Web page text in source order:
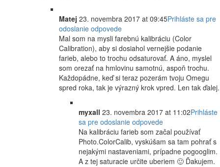
Matej 23. novembra 2017 at 09:45Prihláste sa pre
odoslanie odpovede
Mal som na mysli farebnú kalibráciu (Color
Calibration), aby si dosiahol vernejšie podanie
farieb, alebo to trochu odsaturovať. A áno, myslel
som orezať na hmlovinu samotnú, aspoň trochu.
Každopádne, keď si teraz pozerám tvoju Omegu
spred roka, tak je výrazný krok vpred. Len tak ďalej.
myxall 23. novembra 2017 at 11:02Prihláste
sa pre odoslanie odpovede
Na kalibráciu farieb som začal používať
Photo.ColorCalib, vyskúšam sa tam pohrať s
nejakými nastaveniami, prípadne pogooglim.
A z tej saturacie určite uberiem 🙂 Ďakujem.